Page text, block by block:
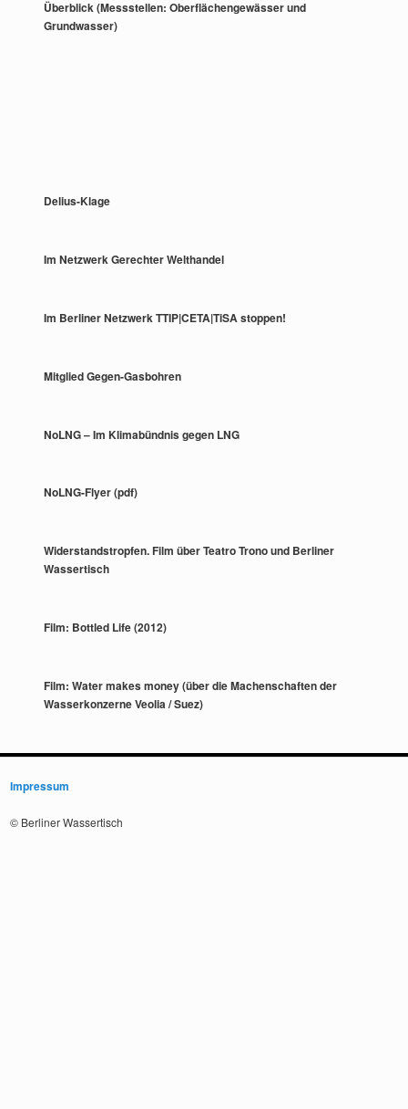
Überblick (Messstellen: Oberflächengewässer und
Grundwasser)
Delius-Klage
Im Netzwerk Gerechter Welthandel
Im Berliner Netzwerk TTIP|CETA|TiSA stoppen!
Mitglied Gegen-Gasbohren
NoLNG – Im Klimabündnis gegen LNG
NoLNG-Flyer (pdf)
Widerstandstropfen. Film über Teatro Trono und Berliner
Wassertisch
Film: Bottled Life (2012)
Film: Water makes money (über die Machenschaften der
Wasserkonzerne Veolia / Suez)
Impressum
© Berliner Wassertisch